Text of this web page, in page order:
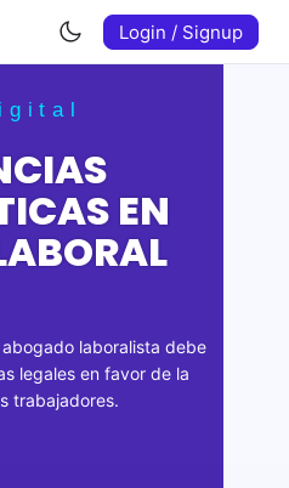
Login / Signup
EN
laboralista debe
legales en favor de la
trabajadores.